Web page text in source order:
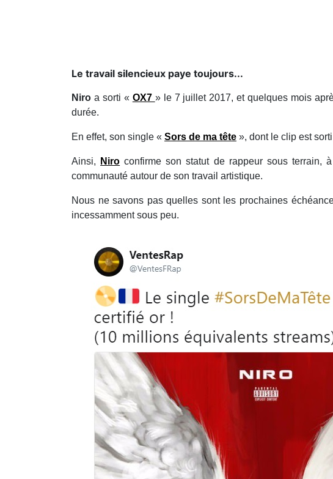
Le travail silencieux paye toujours...
Niro a sorti « OX7 » le 7 juillet 2017, et quelques mois
durée.
En effet, son single « Sors de ma tête », dont le clip est
Ainsi, Niro confirme son statut de rappeur sous terrain,
communauté autour de son travail artistique.
Nous ne savons pas quelles sont les prochaines
incessamment sous peu.